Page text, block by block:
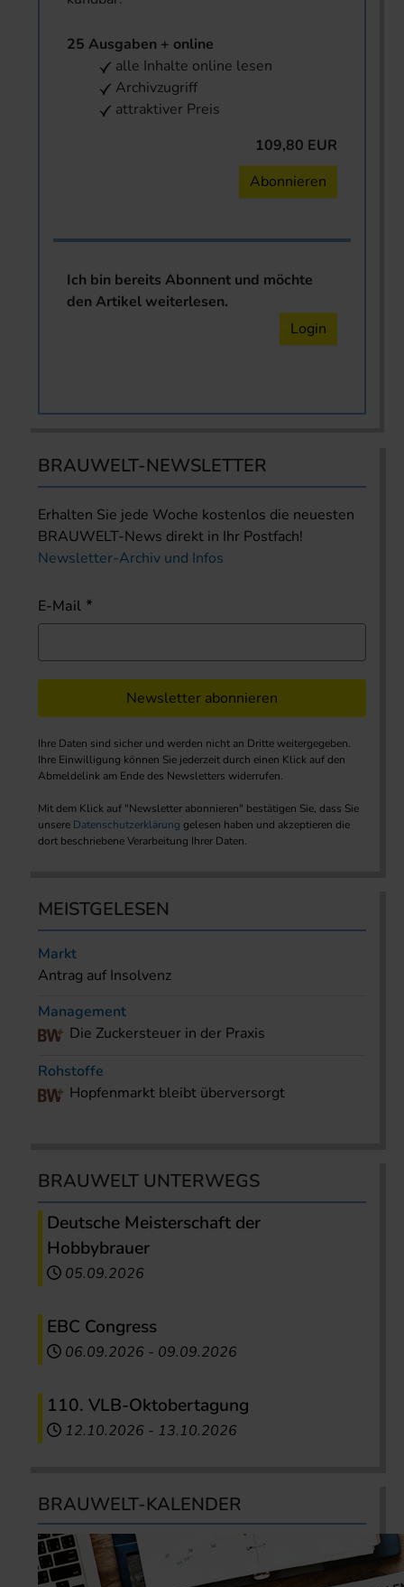
25 Ausgaben + online
alle Inhalte online lesen
Archivzugriff
attraktiver Preis
109,80 EUR
Abonnieren
Ich bin bereits Abonnent und möchte
den Artikel weiterlesen.
Login
BRAUWELT-NEWSLETTER
Erhalten Sie jede Woche kostenlos die neuesten
BRAUWELT-News direkt in Ihr Postfach!
Newsletter-Archiv und Infos
E-Mail
Newsletter abonnieren
Ihre Daten sind sicher und werden nicht an Dritte weitergegeben.
Ihre Einwilligung können Sie jederzeit durch einen Klick auf den
Abmeldelink am Ende des Newsletters widerrufen.
Mit dem Klick auf "Newsletter abonnieren" bestätigen Sie, dass Sie
unsere Datenschutzerklärung gelesen haben und akzeptieren die
dort beschriebene Verarbeitung Ihrer Daten.
MEISTGELESEN
Markt
Antrag auf Insolvenz
Management
Die Zuckersteuer in der Praxis
Rohstoffe
Hopfenmarkt bleibt überversorgt
BRAUWELT UNTERWEGS
Deutsche Meisterschaft der
Hobbybrauer
05.09.2026
EBC Congress
06.09.2026 - 09.09.2026
110. VLB-Oktobertagung
12.10.2026 - 13.10.2026
BRAUWELT-KALENDER